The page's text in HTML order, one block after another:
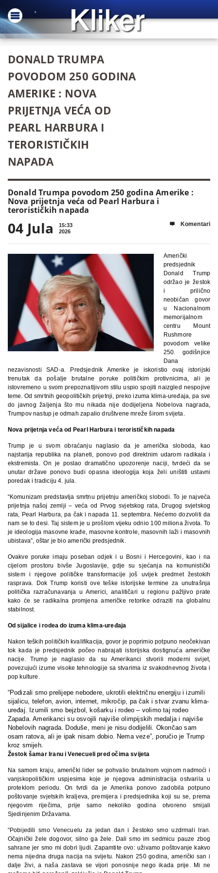
DONALD TRUMPA
POVODOM 250 GODINA
AMERIKE : NOVA
PRIJETNJA VEĆA OD
PEARL HARBURA I
TERORISTIČKIH
NAPADA
Donald Trumpa povodom 250 godina Amerike :
Nova prijetnja veća od Pearl Harbura i
terorističkih napada
04 Jula
15:33
2026
 Komentari
Američki
predsjednik
Donald Trump
održao je žestok
i prilično
neobičan govor
u Nacionalnom
memorijalnom
centru Mount
Rushmore
povodom velike
250. godišnjice
Dana
nezavisnosti SAD-a. Predsjednik Amerike je iskoristio ovaj istorijski
trenutak da pošalje brutalne poruke političkim protivnicima, ali je
istovremeno u svom prepoznatljivom stilu uspio spojiti naizgled nespojive
teme. Od smrtnih geopolitičkih prijetnji, preko izuma klima-uređaja, pa sve
do javnog žaljenja što mu nikada nije dodijeljena Nobelova nagrada,
Trumpov nastup je odmah zapalio društvene mreže širom svijeta.
Nova prijetnja veća od Pearl Harbura i terorističkih napada
Trump je u svom obraćanju naglasio da je američka sloboda, kao
najstarija republika na planeti, ponovo pod direktnim udarom radikala i
ekstremista. On je poslao dramatično upozorenje naciji, tvrdeći da se
unutar države ponovo budi opasna ideologija koja želi uništiti ustavni
poredak i tradiciju 4. jula.
“Komunizam predstavlja smrtnu prijetnju američkoj slobodi. To je najveća
prijetnja našoj zemlji – veća od Prvog svjetskog rata, Drugog svjetskog
rata, Pearl Harbura, pa čak i napada 11. septembra. Nećemo dozvoliti da
nam se to desi. Taj sistem je u prošlom vijeku odnio 100 miliona života. To
je ideologija masovne krađe, masovne kontrole, masovnih laži i masovnih
ubistava”, oštar je bio američki predsjednik.
Ovakve poruke imaju poseban odjek i u Bosni i Hercegovini, kao i na
cijelom prostoru bivše Jugoslavije, gdje su sjećanja na komunistički
sistem i njegove političke transformacije još uvijek predmet žestokih
rasprava. Dok Trump koristi ove teške istorijske termine za unutrašnja
politička razračunavanja u Americi, analitičari u regionu pažljivo prate
kako će se radikalna promjena američke retorike odraziti na globalnu
stabilnost.
Od sijalice i rodea do izuma klima-uređaja
Nakon teških političkih kvalifikacija, govor je poprimio potpuno neočekivan
tok kada je predsjednik počeo nabrajati istorijska dostignuća američke
nacije. Trump je naglasio da su Amerikanci stvorili moderni svijet,
povezujući izume visoke tehnologije sa stvarima iz svakodnevnog života i
pop kulture.
“Podizali smo prelijepe nebodere, ukrotili električnu energiju i izumili
sijalicu, telefon, avion, internet, mikročip, pa čak i stvar zvanu klima-
uređaj. Izumili smo bejzbol, košarku i rodeo – volimo taj rodeo
Zapada. Amerikanci su osvojili najviše olimpijskih medalja i najviše
Nobelovih nagrada. Doduše, meni je nisu dodijelili. Okončao sam
osam ratova, ali je ipak nisam dobio. Nema veze”, poručio je Trump
kroz smijeh.
Žestok šamar Iranu i Venecueli pred očima svijeta
Na samom kraju, američki lider se pohvalio brutalnom vojnom nadmoći i
vanjskopolitičkim uspjesima koje je njegova administracija ostvarila u
proteklom periodu. On tvrdi da je Amerika ponovo zadobila potpuno
poštovanje svjetskih kraljeva, premijera i predsjednika koji su se, prema
njegovim riječima, prije samo nekoliko godina otvoreno smijali
Sjedinjenim Državama.
“Pobijedili smo Venecuelu za jedan dan i žestoko smo uzdrmali Iran.
Očajnički žele dogovor, silno ga žele. Dali smo im sedmicu pauze zbog
sahrane jer smo mi dobri ljudi. Zapamtite ovo: uživamo poštovanje kakvo
nema nijedna druga nacija na svijetu. Nakon 250 godina, američki san i
dalje živi, a naša zastava se vijori ponosnije nego ikada prije. Mi ne